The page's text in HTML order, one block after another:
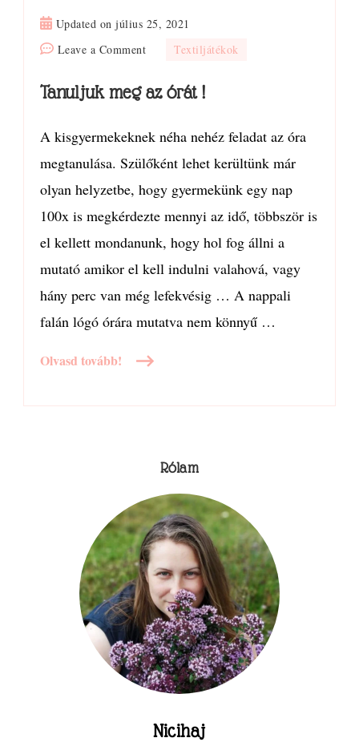
Updated onjúlius 25, 2021
Leave a Commenton
meg
órát
Textiljátékok
Tanuljuk meg az órát !
A kisgyermekeknek néha nehéz feladat az óra
megtanulása. Szülőként lehet kerültünk már
olyan helyzetbe, hogy gyermekünk egy nap
100x is megkérdezte mennyi az idő, többször is
el kellett mondanunk, hogy hol fog állni a
mutató amikor el kell indulni valahová, vagy
hány perc van még lefekvésig … A nappali
falán lógó órára mutatva nem könnyű …
Olvasd tovább!
Rólam
Nicihaj